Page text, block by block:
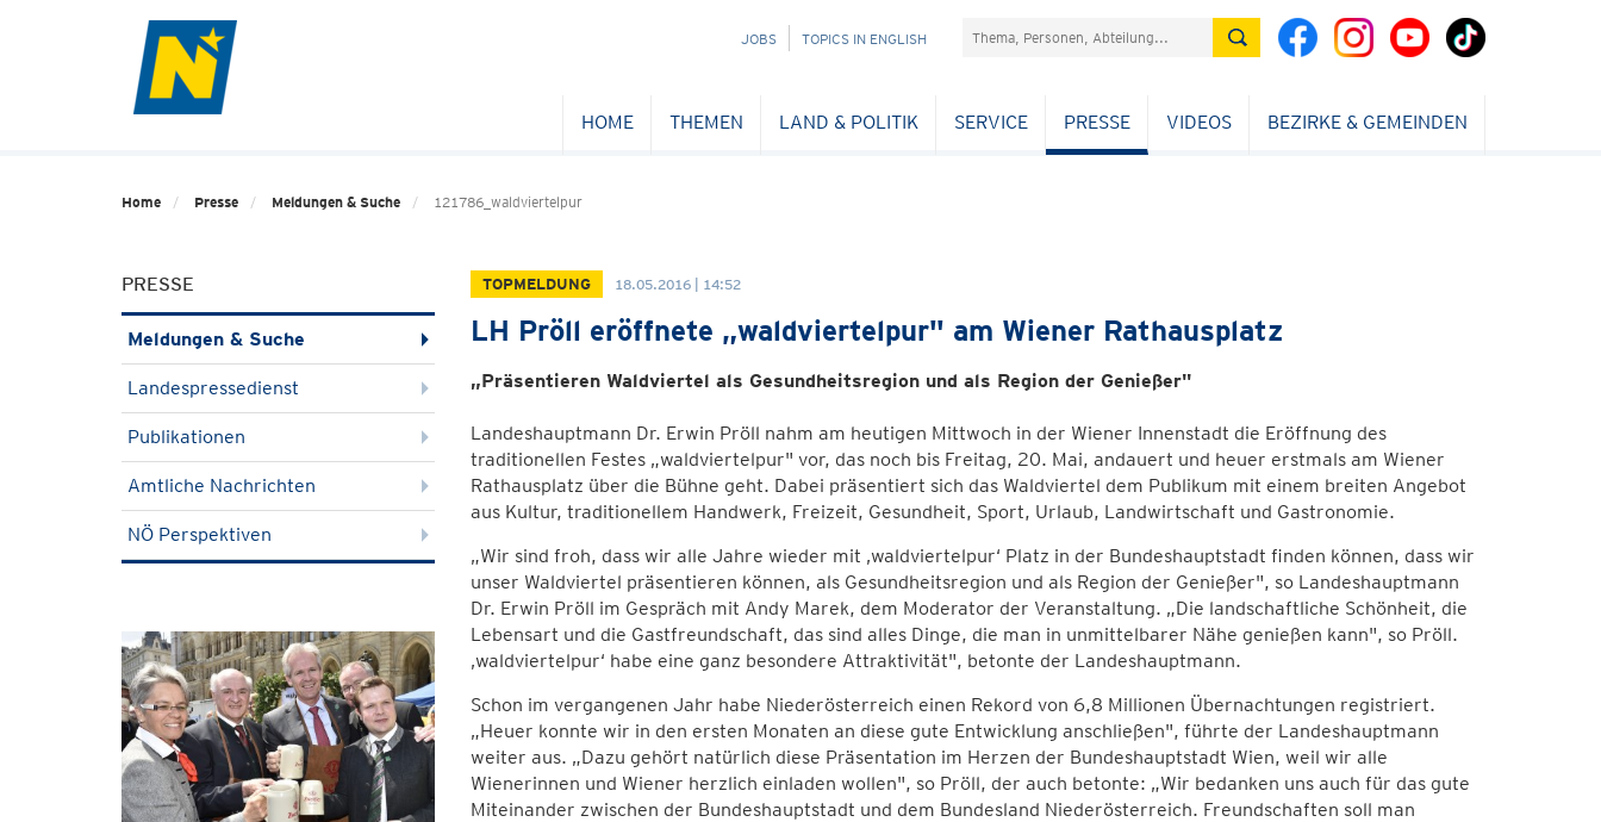
NAVIGATION
JOBS TOPICS IN ENGLISH Suchefeld
HOME THEMEN LAND & POLITIK SERVICE PRESSE VIDEOS BEZIRKE & GEMEINDEN
Home Presse Meldungen & Suche 121786_waldviertelpur
PRESSE
Meldungen & Suche
Landespressedienst
Publikationen
Amtliche Nachrichten
NÖ Perspektiven
TOPMELDUNG 18.05.2016 | 14:52
LH Pröll eröffnete „waldviertelpur" am Wiener Rathausplatz
„Präsentieren Waldviertel als Gesundheitsregion und als Region der Genießer"
Landeshauptmann Dr. Erwin Pröll nahm am heutigen Mittwoch in der Wiener Innenstadt die Eröffnung des
traditionellen Festes „waldviertelpur" vor, das noch bis Freitag, 20. Mai, andauert und heuer erstmals am Wiener
Rathausplatz über die Bühne geht. Dabei präsentiert sich das Waldviertel dem Publikum mit einem breiten Angebot
aus Kultur, traditionellem Handwerk, Freizeit, Gesundheit, Sport, Urlaub, Landwirtschaft und Gastronomie.
„Wir sind froh, dass wir alle Jahre wieder mit ‚waldviertelpur‘ Platz in der Bundeshauptstadt finden können, dass wir
unser Waldviertel präsentieren können, als Gesundheitsregion und als Region der Genießer", so Landeshauptmann
Dr. Erwin Pröll im Gespräch mit Andy Marek, dem Moderator der Veranstaltung. „Die landschaftliche Schönheit, die
Lebensart und die Gastfreundschaft, das sind alles Dinge, die man in unmittelbarer Nähe genießen kann", so Pröll.
‚waldviertelpur‘ habe eine ganz besondere Attraktivität", betonte der Landeshauptmann.
Schon im vergangenen Jahr habe Niederösterreich einen Rekord von 6,8 Millionen Übernachtungen registriert.
„Heuer konnte wir in den ersten Monaten an diese gute Entwicklung anschließen", führte der Landeshauptmann
weiter aus. „Dazu gehört natürlich diese Präsentation im Herzen der Bundeshauptstadt Wien, weil wir alle
Wienerinnen und Wiener herzlich einladen wollen", so Pröll, der auch betonte: „Wir bedanken uns auch für das gute
Miteinander zwischen der Bundeshauptstadt und dem Bundesland Niederösterreich. Freundschaften soll man